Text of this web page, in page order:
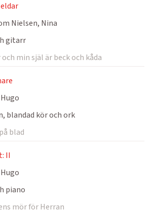
Nielsen, Nina
gitarr
min själ är beck och kåda
blandad kör och ork
blad
II
piano
mör för Herran